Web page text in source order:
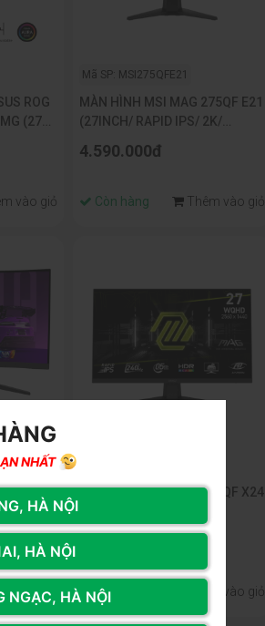
ROG
(27
vào giỏ
Mã SP: MSI275QFE21
MÀN HÌNH MSI MAG 275QF E21
(27INCH/ RAPID IPS/ 2K/
4.590.000đ
Còn hàng Thêm vào giỏ
FHD/ VA/
CONG)
vào giỏ
MÀN HÌNH MSI MAG 274QF X24
IPS/240HZ/0.5MS)
Còn hàng Thêm vào giỏ
NHẤT
HÀ NỘI
HÀ NỘI
NGẠC, HÀ NỘI